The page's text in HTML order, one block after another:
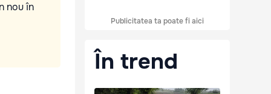
nou în
Publicitatea ta poate fi aici
În trend